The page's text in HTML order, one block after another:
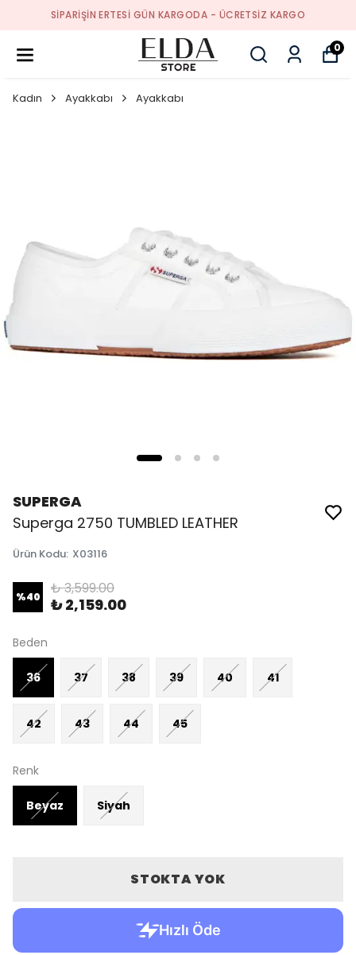
SIPARIŞIN ERTESI GÜN KARGODA - ÜCRETSIZ KARGO
0
Kadın Ayakkabı Ayakkabı
SUPERGA
Superga 2750 TUMBLED LEATHER
Ürün Kodu: X03116
%40 ₺ 3,599.00
₺ 2,159.00
Beden
36 37 38 39 40 41
42 43 44 45
Renk
Beyaz Siyah
STOKTA YOK